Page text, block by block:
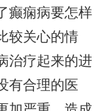
癫痫病要怎样
较关心的情
治疗起来的进
有合理的医